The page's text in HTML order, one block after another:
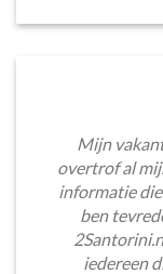
Mijn
overtrof al
informatie
ben
iedereen